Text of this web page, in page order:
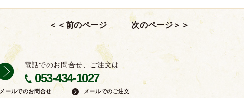
電話でのお問合せ、ご注文は
053-434-1027
メールでのお問合せ メールでのご注文